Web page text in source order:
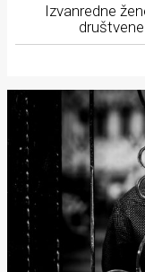
Izvanredne